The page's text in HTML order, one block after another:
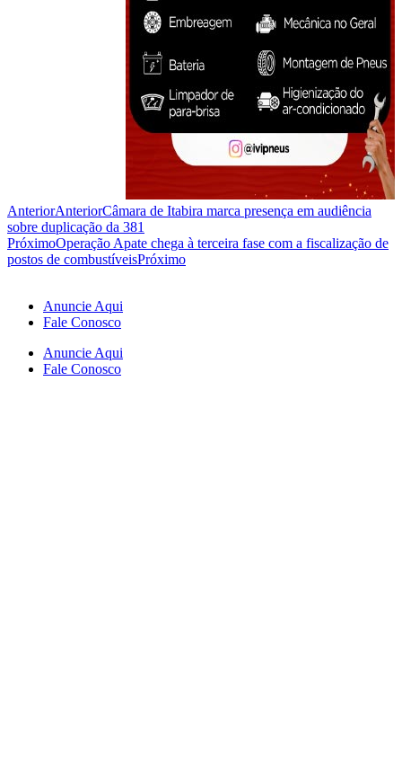
AnteriorAnteriorCâmara de Itabira marca presença em audiência
sobre duplicação da 381
PróximoOperação Apate chega à terceira fase com a fiscalização de
postos de combustíveisPróximo
Anuncie Aqui
Fale Conosco
Anuncie Aqui
Fale Conosco